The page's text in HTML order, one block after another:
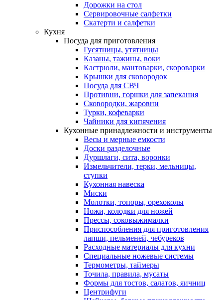
Дорожки на стол
Сервировочные салфетки
Скатерти и салфетки
Кухня
Посуда для приготовления
Гусятницы, утятницы
Казаны, тажины, воки
Кастрюли, мантоварки, скороварки
Крышки для сковородок
Посуда для СВЧ
Противни, горшки для запекания
Сковородки, жаровни
Турки, кофеварки
Чайники для кипячения
Кухонные принадлежности и инструменты
Весы и мерные емкости
Доски разделочные
Дуршлаги, сита, воронки
Измельчители, терки, мельницы,
ступки
Кухонная навеска
Миски
Молотки, топоры, орехоколы
Ножи, колодки для ножей
Прессы, соковыжималки
Приспособления для приготовления
лапши, пельменей, чебуреков
Расходные материалы для кухни
Специальные ножевые системы
Термометры, таймеры
Точила, правила, мусаты
Формы для тостов, салатов, яичниц
Центрифуги